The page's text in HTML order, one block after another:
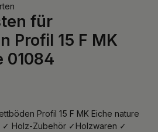
von 0 von 5 Sternen
für
Profil 15 F MK
01084
Profil 15 F MK Eiche nature
Holz-Zubehör ✓Holzwaren ✓